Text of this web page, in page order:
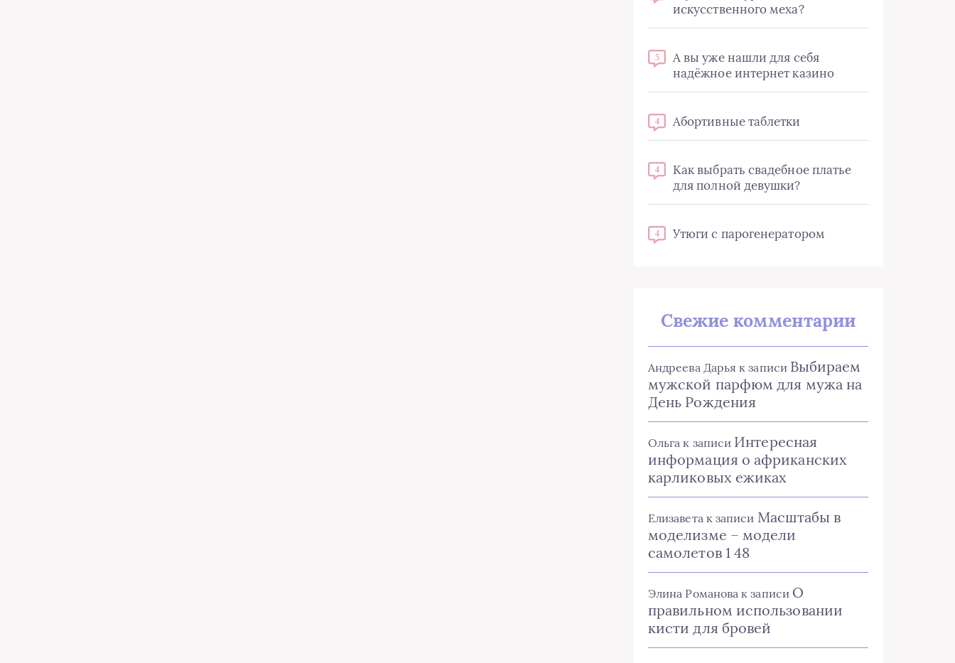
искусственного меха?
5
А вы уже нашли для себя
надёжное интернет казино
4 Абортивные таблетки
4
Как выбрать свадебное платье
для полной девушки?
4 Утюги с парогенератором
Свежие комментарии
Андреева Дарья к записи Выбираем
мужской парфюм для мужа на
День Рождения
Ольга к записи Интересная
информация о африканских
карликовых ежиках
Елизаветак записи Масштабы в
моделизме – модели
самолетов 1 48
Элина Романова к записи О
правильном использовании
кисти для бровей